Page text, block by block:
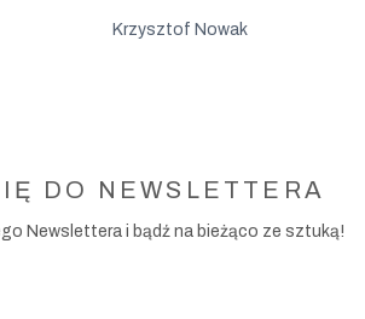
Krzysztof Nowak
DO NEWSLETTERA
Newslettera i bądź na bieżąco ze sztuką!